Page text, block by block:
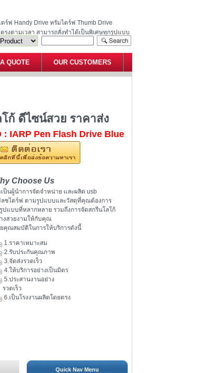
ฟ Handy Drive ทรัมไดร์ฟ Thumb Drive
งตามเวลา สามารถสั่งทำได้เป็นพิเศษทุกรูปแบบ
QUOTE OUR CUSTOMERS
นโลโก้ ดีไซน์สวย ราคาส่ง
ก้ ดีไซน์สวย ราคาส่ง
: IARP Pen Flash Drive Blue
Choose Us
เป็นผู้นำการจัดจำหน่าย และผลิต usb
ชไดร์ฟ ตามรูปแบบและวัสดุที่คุณต้องการ
ปแบบที่หลากหลาย รวมถึงการจัดสกรีนโลโก้
งสวยงามให้กับคุณ
คุณสมบัติในการให้บริการดังนี้
1.ราคาเหมาะสม
2.รับประกันคุณภาพ
3.จัดส่งรวดเร็ว
4.ให้บริการอย่างเป็นมิตร
5.ประสานงานอย่าง
รวดเร็ว
6.เป็นโรงงานผลิตโดยตรง
Quick Nav Menu